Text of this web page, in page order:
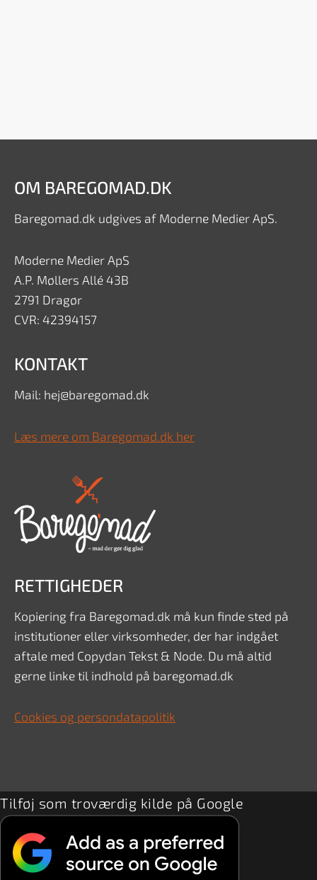
OM BAREGOMAD.DK
Baregomad.dk udgives af Moderne Medier ApS.
Moderne Medier ApS
A.P. Møllers Allé 43B
2791 Dragør
CVR: 42394157
KONTAKT
Mail: hej@baregomad.dk
Læs mere om Baregomad.dk her
RETTIGHEDER
Kopiering fra Baregomad.dk må kun finde sted på
institutioner eller virksomheder, der har indgået
aftale med Copydan Tekst & Node. Du må altid
gerne linke til indhold på baregomad.dk
Cookies og persondatapolitik
Tilføj som troværdig kilde på Google